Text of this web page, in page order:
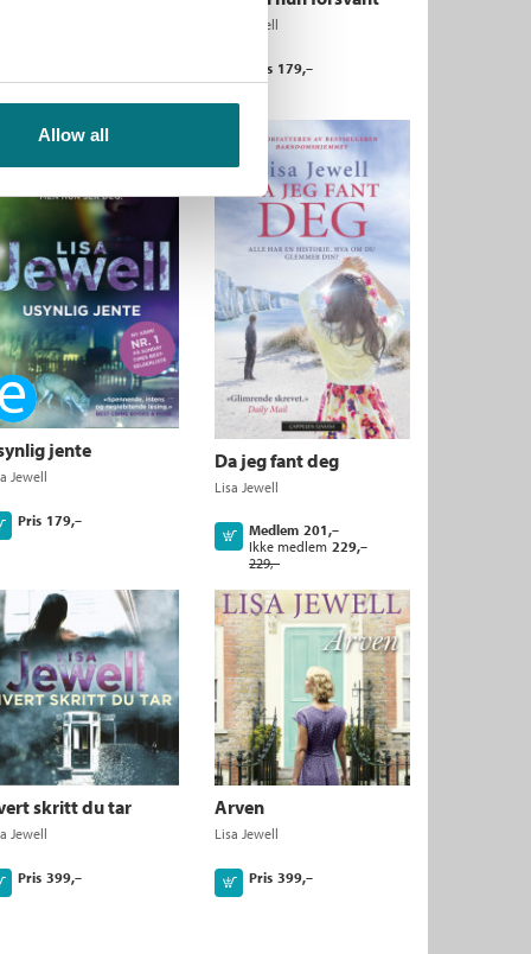
Allow all
Lisa Jewell
Pris 179,–
Ebok
jente
Jewell
Pris 179,–
Kjøp
Da jeg fant deg
Lisa Jewell
Medlem 201,–
Ikke medlem 229,–
229,–
Kjøp
skritt du tar
Jewell
Pris 399,–
Kjøp
Arven
Lisa Jewell
Pris 399,–
Kjøp